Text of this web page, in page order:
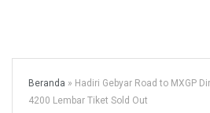
Beranda » Hadiri Gebyar Road to MXGP
4200 Lembar Tiket Sold Out